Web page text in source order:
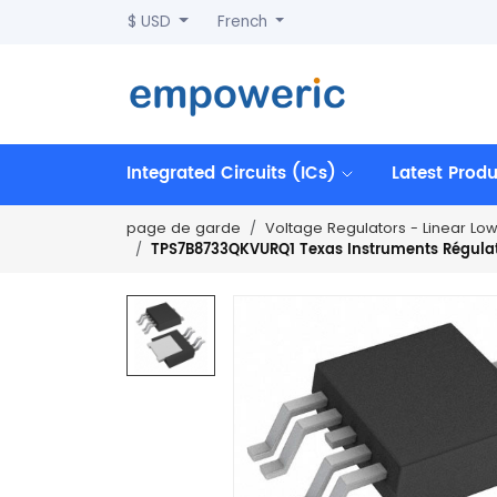
$ USD French
Integrated Circuits (ICs) Latest
page de garde Voltage Regulators - Linear
TPS7B8733QKVURQ1 Texas Instruments